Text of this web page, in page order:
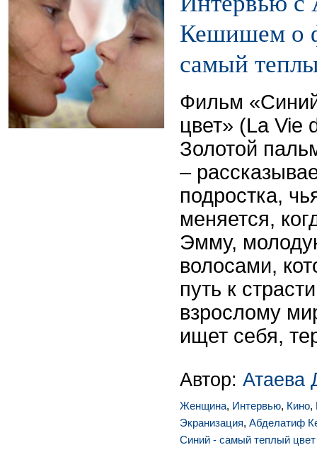
Кешишем о
самый
Фильм
цвет» (La Vie
Золотой
–
подростка,
меняется,
Эмму,
волосами,
путь к
взрослому
ищет себя,
Автор: Атаева
Женщина, Интервью, Кино,
Экранизация, Абделатиф
Синий - самый теплый цвет